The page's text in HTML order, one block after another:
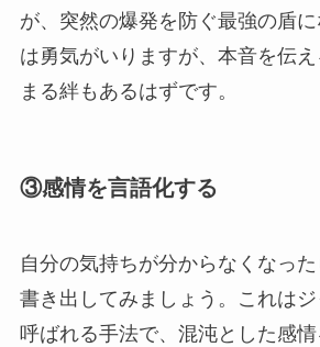
が、突然の爆発を防ぐ最強の盾
は勇気がいりますが、本音を伝
まる絆もあるはずです。
③感情を言語化する
自分の気持ちが分からなくなっ
書き出してみましょう。これは
呼ばれる手法で、混沌とした感